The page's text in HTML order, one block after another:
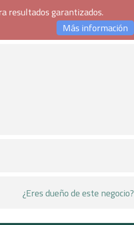
resultados garantizados.
Más información
¿Eres dueño de este negocio?